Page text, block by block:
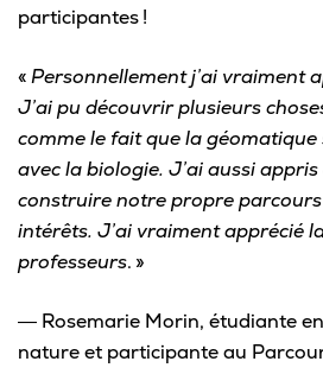
participantes !
«Personnellement j’ai vraiment
J’ai pu découvrir plusieurs
comme le fait que la
avec la biologie. J’ai aussi
construire notre propre
intérêts. J’ai vraiment apprécié
professeurs. »
― Rosemarie Morin, étudiante
nature et participante au